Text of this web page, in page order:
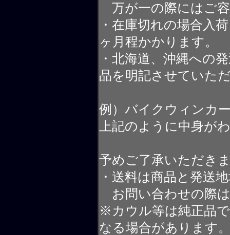
万が一の際にはご
・在庫切れの場合入
ヶ月程かかります。
・北海道、沖縄への
品を明記させていた
例）バイクウィンカ
上記のように中身が
予めご了承いただき
・送料は商品と発送
お問い合わせの際
※カウル等は純正品
なる場合があります